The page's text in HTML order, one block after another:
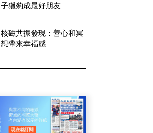
子獵豹成最好朋友
核磁共振發現：善心和冥
想帶來幸福感